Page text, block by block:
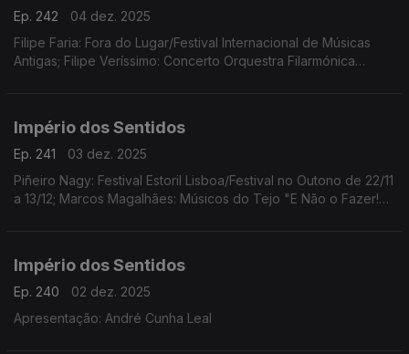
Ep. 242
04 dez. 2025
Filipe Faria: Fora do Lugar/Festival Internacional de Músicas
Antigas; Filipe Veríssimo: Concerto Orquestra Filarmónica
Império dos Sentidos
Ep. 241
03 dez. 2025
Piñeiro Nagy: Festival Estoril Lisboa/Festival no Outono de 22/11
a 13/12; Marcos Magalhães: Músicos do Tejo "E Não o Fazer!
Império dos Sentidos
Ep. 240
02 dez. 2025
Apresentação: André Cunha Leal